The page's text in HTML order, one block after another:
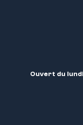
Ouvert du